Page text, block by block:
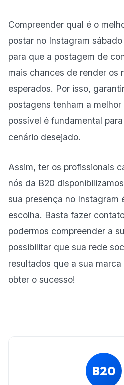
Compreender qual é o
postar no Instagram
para que a postagem de
mais chances de render os
esperados. Por isso,
postagens tenham a
possível é fundamental
cenário desejado.
Assim, ter os profissionais
nós da B20
sua presença no Instagram
escolha. Basta fazer
podermos compreender a
possibilitar que sua rede
resultados que a sua
obter o sucesso!
B20